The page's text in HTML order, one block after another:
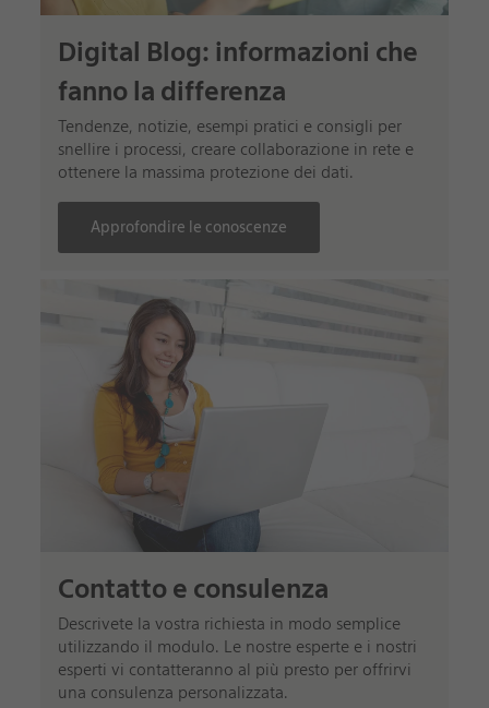
Digital Blog: informazioni che
fanno la differenza
Tendenze, notizie, esempi pratici e consigli per
snellire i processi, creare collaborazione in rete e
ottenere la massima protezione dei dati.
Approfondire le conoscenze
Contatto e consulenza
Descrivete la vostra richiesta in modo semplice
utilizzando il modulo. Le nostre esperte e i nostri
esperti vi contatteranno al più presto per offrirvi
una consulenza personalizzata.